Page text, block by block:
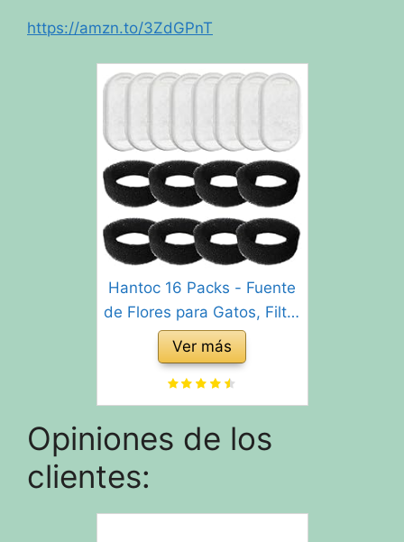
https://amzn.to/3ZdGPnT
Hantoc 16 Packs - Fuente
de Flores para Gatos, Filtro
de carbón de 8 Piezas y
Esponja de Espuma para
Gatos de Acero Inoxidable
PLWF003 con Resina y
carbón Activado
Ver más
Opiniones de los
clientes: